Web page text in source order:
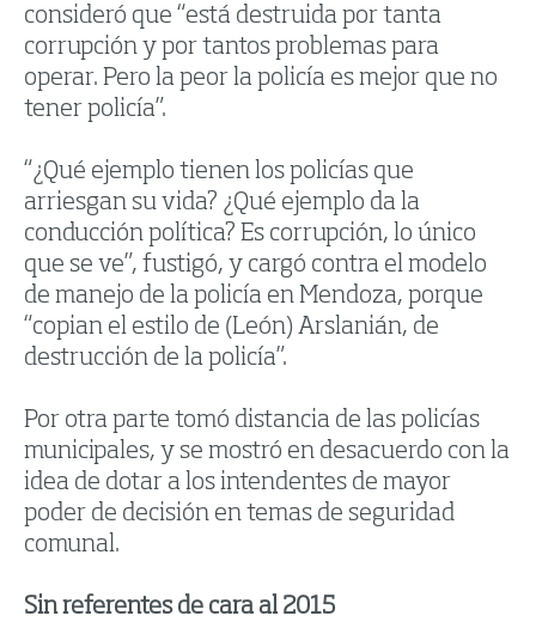
consideró que “está destruida por tanta
corrupción y por tantos problemas para
operar. Pero la peor la policía es mejor que no
tener policía”.
“¿Qué ejemplo tienen los policías que
arriesgan su vida? ¿Qué ejemplo da la
conducción política? Es corrupción, lo único
que se ve”, fustigó, y cargó contra el modelo
de manejo de la policía en Mendoza, porque
“copian el estilo de (León) Arslanián, de
destrucción de la policía”.
Por otra parte tomó distancia de las policías
municipales, y se mostró en desacuerdo con la
idea de dotar a los intendentes de mayor
poder de decisión en temas de seguridad
comunal.
Sin referentes de cara al 2015